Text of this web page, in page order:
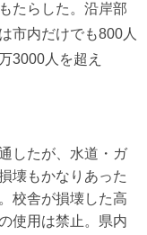
たらした。沿岸部
市内だけでも800人
3000人を超え
したが、水道・ガ
壊もかなりあった
校舎が損壊した高
使用は禁止。県内